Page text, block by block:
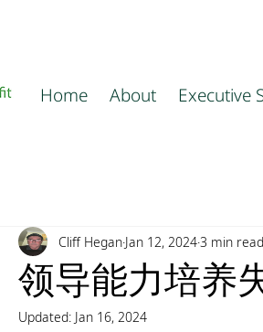
Home About Executive
领导能力培养
Cliff Hegan Jan 12, 20243 min read
Updated: Jan 16, 2024